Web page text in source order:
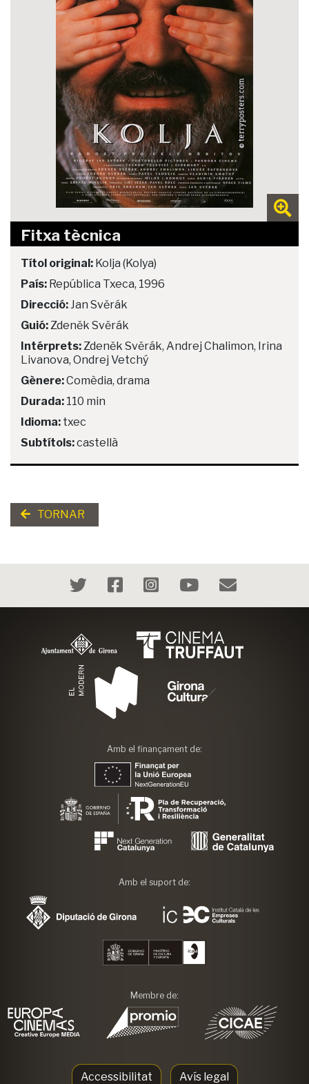
Fitxa tècnica
Títol original: Kolja (Kolya)
País: República Txeca, 1996
Direcció: Jan Svěrák
Guió: Zdeněk Svěrák
Intérprets: Zdeněk Svěrák, Andrej Chalimon, Irina
Livanova, Ondrej Vetchý
Gènere:Comèdia, drama
Durada: 110 min
Idioma: txec
Subtítols:castellà
TORNAR
Amb el finançament de:
Amb el suport de:
Membre de:
Accessibilitat Avís legal